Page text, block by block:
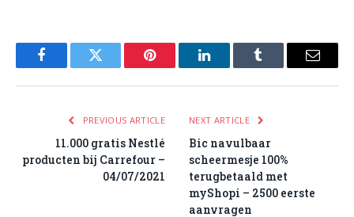
FacebookTwitter Pinterest LinkedInTumblr Email
PREVIOUS ARTICLE
11.000 gratis Nestlé
producten bij Carrefour –
04/07/2021
NEXT ARTICLE
Bic navulbaar
scheermesje 100%
terugbetaald met
myShopi – 2500 eerste
aanvragen